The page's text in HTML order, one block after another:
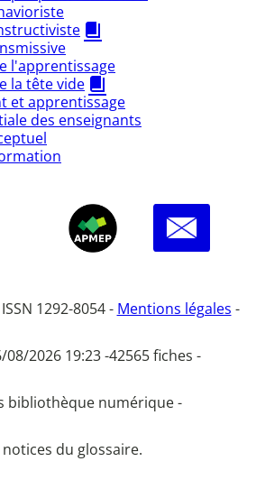
l'apprentissage
la tête vide
et apprentissage
des enseignants
1292-8054 - Mentions légales -
2026 19:23 -42565 fiches -
bibliothèque numérique -
notices du glossaire.